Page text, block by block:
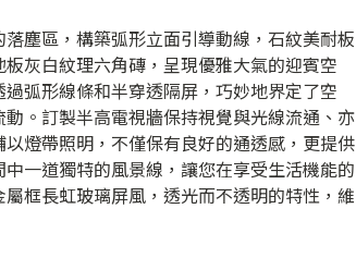
塵區，構築弧形立面引導動線，石紋美耐板
灰白紋理六角磚，呈現優雅大氣的迎賓空
弧形線條和半穿透隔屏，巧妙地界定了空
。訂製半高電視牆保持視覺與光線流通、亦
燈帶照明，不僅保有良好的通透感，更提供
一道獨特的風景線，讓您在享受生活機能的
框長虹玻璃屏風，透光而不透明的特性，維